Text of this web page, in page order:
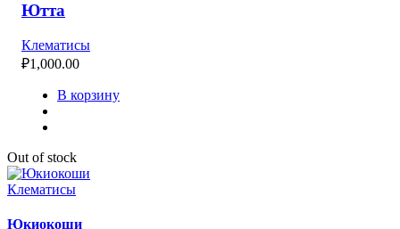
Ютта
Клематисы
₽1,000.00
В корзину
Out of stock
Клематисы
Юкиокоши